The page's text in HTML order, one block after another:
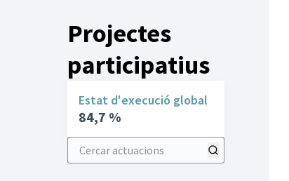
Projectes
participatius
Estat d'execució global
84,7 %
Cercar actuacions